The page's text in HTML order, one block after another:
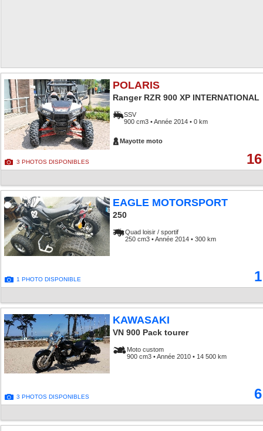
3 PHOTOS DISPONIBLES
POLARIS
Ranger RZR 900 XP INTERNATIONAL
SSV
900 cm3 • Année 2014 • 0 km
Mayotte moto
1 PHOTO DISPONIBLE
EAGLE MOTORSPORT
250
Quad loisir / sportif
250 cm3 • Année 2014 • 300 km
3 PHOTOS DISPONIBLES
KAWASAKI
VN 900 Pack tourer
Moto custom
900 cm3 • Année 2010 • 14 500 km